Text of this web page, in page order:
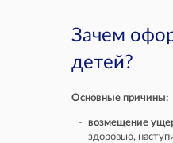
Зачем
детей?
Основные причины:
возмещение
здоровью,